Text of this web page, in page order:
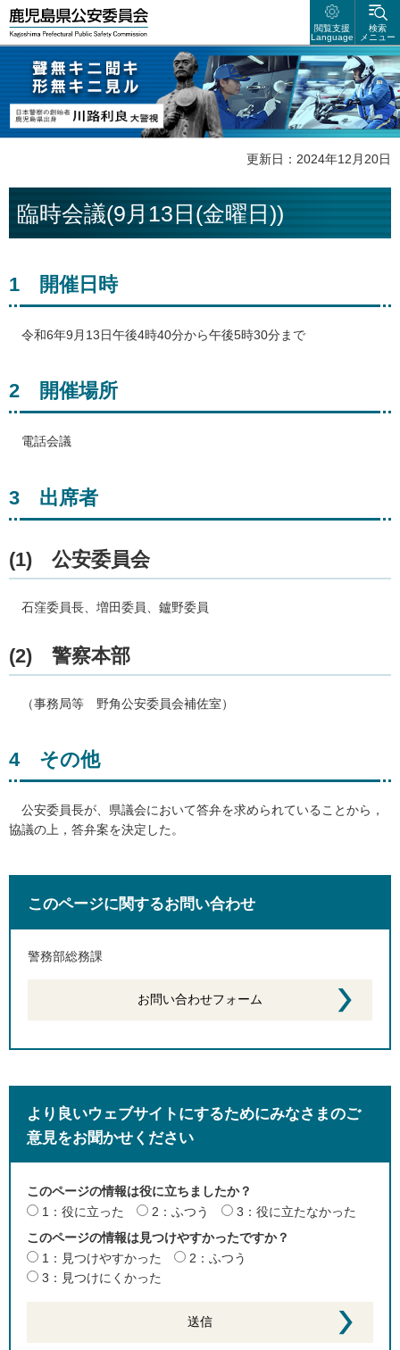
鹿児島県公安委員会
検索
メニュー
閲覧支援
Language
聲無キニ聴キ 形無キニ見ル 日本警察の創始者 鹿児島県出身 川路利良
大警視
更新日：2024年12月20日
臨時会議(9月13日(金曜日))
1 開催日時
令和6年9月13日午後4時40分から午後5時30分まで
2 開催場所
電話会議
3 出席者
(1) 公安委員会
石窪委員長、増田委員、鑪野委員
(2) 警察本部
（事務局等 野角公安委員会補佐室）
4 その他
公安委員長が、県議会において答弁を求められていることから，
協議の上，答弁案を決定した。
このページに関するお問い合わせ
警務部総務課
より良いウェブサイトにするためにみなさまのご
意見をお聞かせください
このページの情報は役に立ちましたか？
1：役に立った
2：ふつう
3：役に立たなかった
このページの情報は見つけやすかったですか？
1：見つけやすかった
2：ふつう
3：見つけにくかった